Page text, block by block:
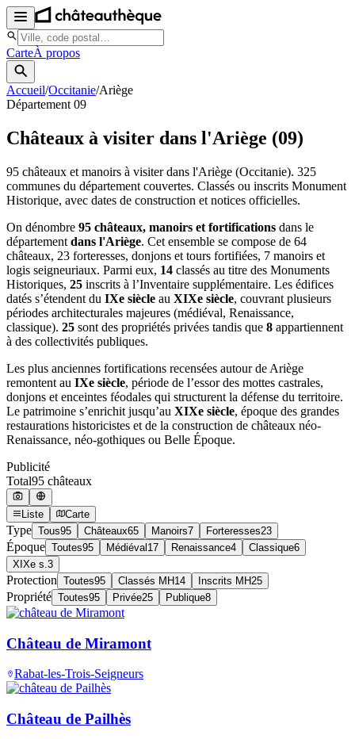
CarteÀ propos
Accueil/Occitanie/Ariège
Département 09
Châteaux à visiter dans l'Ariège (09)
95 châteaux et manoirs à visiterdans l'Ariège (Occitanie). 325
communes du département couvertes. Classés ou inscrits Monument
Historique, avec dates de construction et notices officielles.
On dénombre 95 châteaux, manoirs et fortifications dans le
département dans l'Ariège. Cet ensemble se compose de 64
châteaux, 23 forteresses, donjons et tours fortifiées, 7 manoirs et
logis seigneuriaux. Parmi eux, 14 classés au titre des Monuments
Historiques, 25 inscrits à l’Inventaire supplémentaire. Les édifices
datés s’étendent du IXe siècle au XIXe siècle, couvrant plusieurs
périodes architecturales majeures (médiéval, Renaissance,
classique). 25 sont des propriétés privées tandis que 8 appartiennent
à des collectivités publiques.
Les plus anciennes fortifications recensées autour de Ariège
remontent au IXe siècle, période de l’essor des mottes castrales,
donjons et enceintes féodales qui structurent la défense du territoire.
Le patrimoine s’enrichit jusqu’au XIXe siècle, époque des grandes
restaurations historicistes et de la construction de châteaux néo-
Renaissance, néo-gothiques ou Belle Époque.
Publicité
Total95 châteaux
Liste Carte
Type Tous95 Châteaux65 Manoirs7 Forteresses23
Époque Toutes95 Médiéval 17 Renaissance4 Classique6
XIXe s. 3
Protection Toutes95 Classés MH14 Inscrits MH25
Propriété Toutes95 Privée25 Publique8
Château de Miramont
Rabat-les-Trois-Seigneurs
Château de Pailhès